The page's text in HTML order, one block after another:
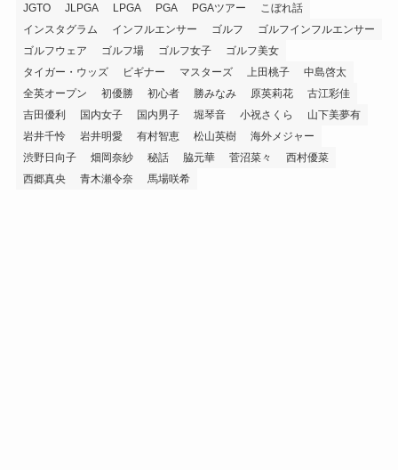
JGTO JLPGA LPGA PGA PGAツアー
こぼれ話
インスタグラム
インフルエンサー ゴルフ
ゴルフインフルエンサー
ゴルフウェア
ゴルフ場 ゴルフ女子
ゴルフ美女
タイガー・ウッズ
ビギナー マスターズ 上田桃子
中島啓太
全英オープン
初優勝 初心者 勝みなみ 原英莉花
古江彩佳
吉田優利
国内女子 国内男子 堀琴音 小祝さくら
山下美夢有
岩井千怜
岩井明愛 有村智恵 松山英樹
海外メジャー
渋野日向子
畑岡奈紗 秘話 脇元華 菅沼菜々
西村優菜
西郷真央
青木瀬令奈 馬場咲希